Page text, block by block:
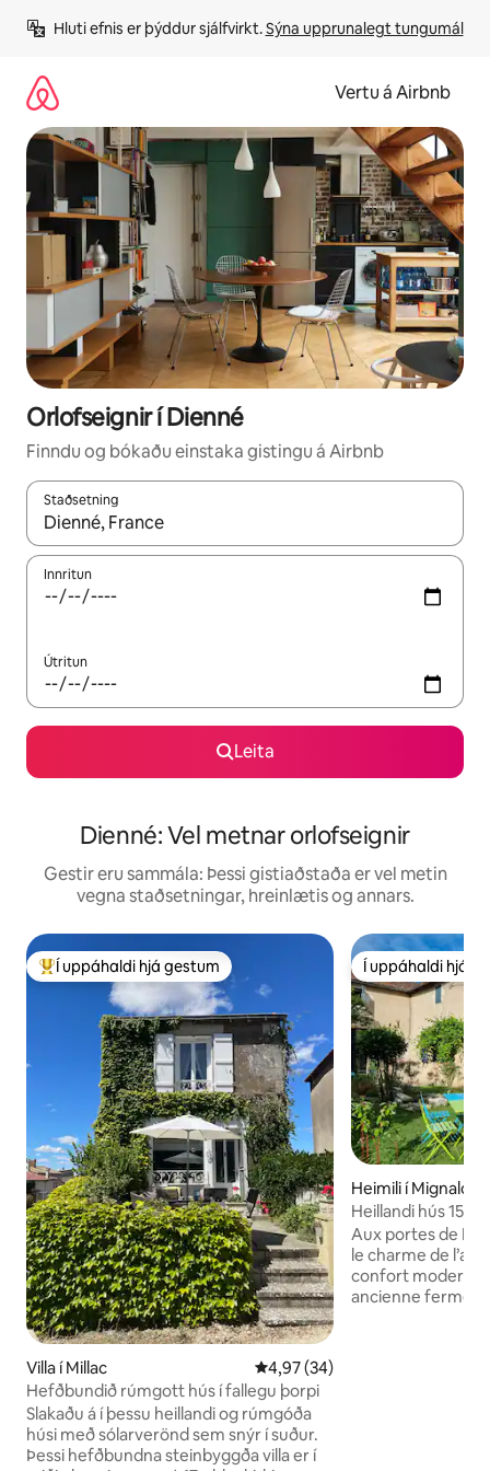
beint
Hluti efnis er þýddur sjálfvirkt. Sýna upprunalegt tungumál
Vertu á Airbnb
Orlofseignir í Dienné
Finndu og bókaðu einstaka gistingu á Airbnb
Staðsetning
Þegar niðurstöður liggja fyrir skaltu nota upp og niður
Innritun
Útritun
Leita
Dienné: Vel metnar orlofseignir
Gestir eru sammála: Þessi gistiaðstaða er vel metin
vegna staðsetningar, hreinlætis og annars.
Í mestu uppáhaldi hjá gestum
Í uppáhaldi hjá gestum
Villa í Millac 4,97 af 5 í meðaleinkunn, 34
4,97 (34)
Hefðbundið rúmgott hús í fallegu þorpi
Slakaðu á í þessu heillandi og rúmgóða
húsi með sólarverönd sem snýr í suður.
Þessi hefðbundna steinbyggða villa er í
Í uppáhaldi hjá
Í uppáhaldi hjá
Heimili í
r
Heillandi hús 15
Aux portes de
le charme de
confort moderne.
ancienne ferme,